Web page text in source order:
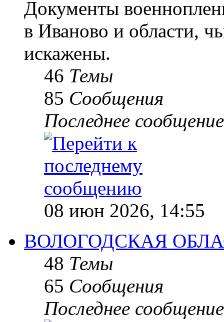
Документы
в Иваново и области,
искажены.
46 Темы
85 Сообщения
Последнее сообщение
08 июн 2026, 14:55
ВОЛОГОДСКАЯ
48 Темы
65 Сообщения
Последнее сообщение